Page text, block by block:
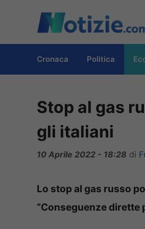
contenuto
Cronaca Politica
Stop al gas
gli italiani
10 Aprile 2022 - 18:28 di
Lo stop al gas russo
“Conseguenze dirette